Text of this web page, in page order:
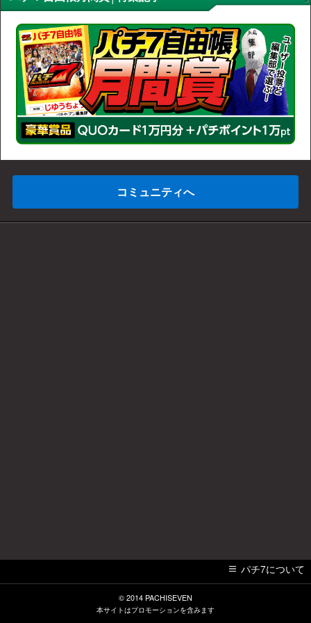
コミュニティへ
パチ7について
© 2014 PACHISEVEN
本サイトはプロモーションを含みます